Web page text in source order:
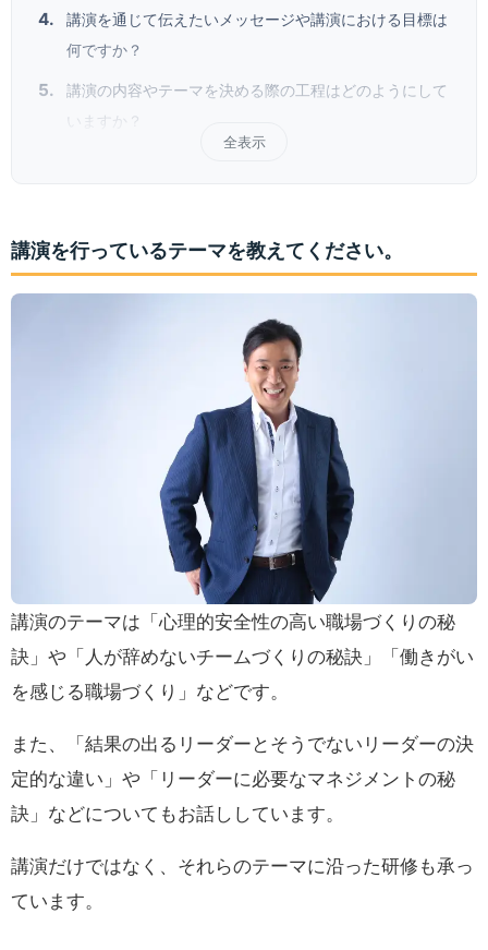
講演を通じて伝えたいメッセージや講演における目標は
何ですか？
講演の内容やテーマを決める際の工程はどのようにして
いますか？
全表示
講演を行っているテーマを教えてください。
講演のテーマは「心理的安全性の高い職場づくりの秘
訣」や「人が辞めないチームづくりの秘訣」「働きがい
を感じる職場づくり」などです。
また、「結果の出るリーダーとそうでないリーダーの決
定的な違い」や「リーダーに必要なマネジメントの秘
訣」などについてもお話ししています。
講演だけではなく、それらのテーマに沿った研修も承っ
ています。